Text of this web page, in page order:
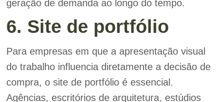
geração de demanda ao longo do tempo.
6. Site de portfólio
Para empresas em que a apresentação visual
do trabalho influencia diretamente a decisão de
compra, o site de portfólio é essencial.
Agências, escritórios de arquitetura, estúdios